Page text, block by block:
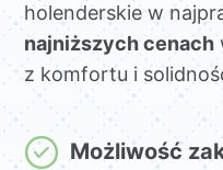
holenderskie w
najniższych cenach
z komfortu i
Możliwość